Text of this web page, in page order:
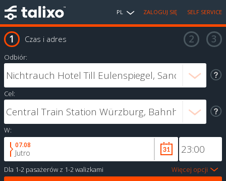
PL ZALOGUJ SIĘ SELF SERVICE
Czas i adres
Odbiór:
Cel:
W:
07.08
Jutro
Dla 1-2 pasażerów z 1-2 walizkami Więcej opcji